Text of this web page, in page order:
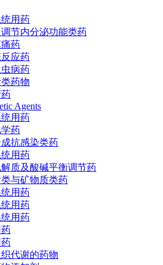
用药
节内分泌功能类药
药
应药
病药
药物
Agents
用药
药
成抗感染类药
用药
质及酸碱平衡调节药
与矿物质类药
用药
用药
用药
代谢的药物